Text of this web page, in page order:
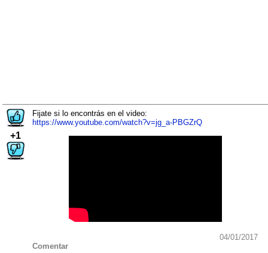
+1
Fijate si lo encontrás en el video:
https://www.youtube.com/watch?v=jg_a-PBGZrQ
04/01/2017
Comentar